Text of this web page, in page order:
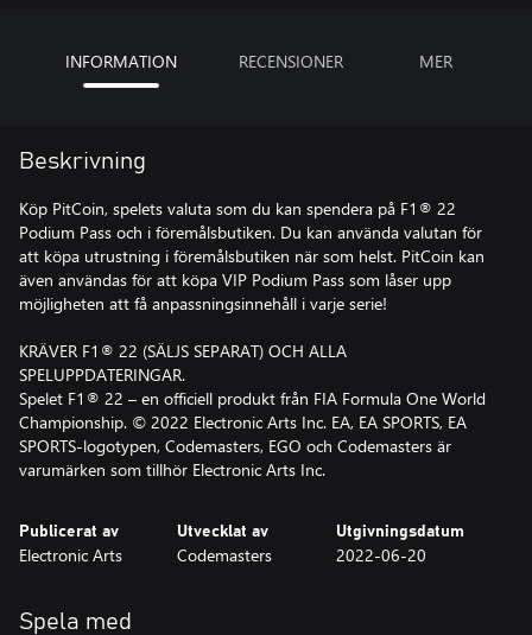
INFORMATION RECENSIONER MER
Beskrivning
Köp PitCoin, spelets valuta som du kan spendera på F1® 22
Podium Pass och i föremålsbutiken. Du kan använda valutan för
att köpa utrustning i föremålsbutiken när som helst. PitCoin kan
även användas för att köpa VIP Podium Pass som låser upp
möjligheten att få anpassningsinnehåll i varje serie!
KRÄVER F1® 22 (SÄLJS SEPARAT) OCH ALLA
SPELUPPDATERINGAR.
Spelet F1® 22 – en officiell produkt från FIA Formula One World
Championship. © 2022 Electronic Arts Inc. EA, EA SPORTS, EA
SPORTS-logotypen, Codemasters, EGO och Codemasters är
varumärken som tillhör Electronic Arts Inc.
Publicerat av
Electronic Arts
Utvecklat av
Codemasters
Utgivningsdatum
2022-06-20
Spela med